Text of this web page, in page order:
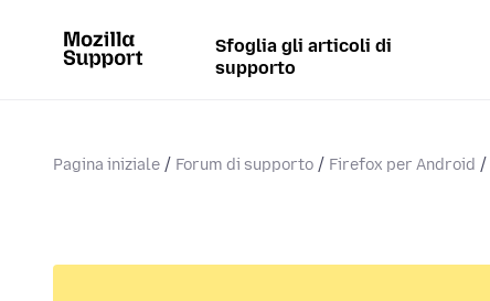
Sfoglia gli articoli di
supporto
Pagina iniziale Forum di supporto Firefox per Android